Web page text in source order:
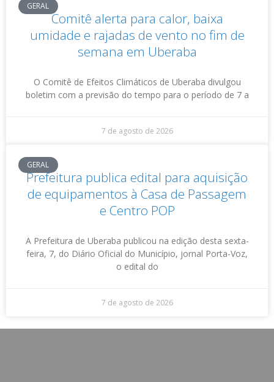
GERAL
Comitê alerta para calor, baixa
umidade e rajadas de vento no fim de
semana em Uberaba
O Comitê de Efeitos Climáticos de Uberaba divulgou
boletim com a previsão do tempo para o período de 7 a
7 de agosto de 2026
GERAL
Prefeitura publica edital para aquisição
de equipamentos à Casa de Passagem
e Centro POP
A Prefeitura de Uberaba publicou na edição desta sexta-
feira, 7, do Diário Oficial do Município, jornal Porta-Voz,
o edital do
7 de agosto de 2026